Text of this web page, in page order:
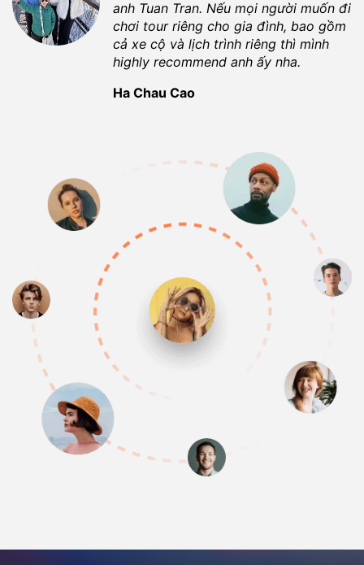
anh Tuan Tran. Nếu mọi người muốn đi
chơi tour riêng cho gia đình, bao gồm
cả xe cộ và lịch trình riêng thì mình
highly recommend anh ấy nha.
Ha Chau Cao